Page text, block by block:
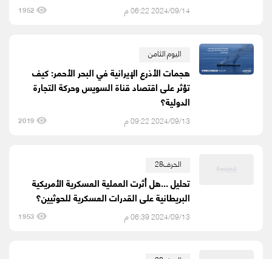
2024/09/14 06:22 م 1952
اليوم الثامن
هجمات الأذرع الإيرانية في البحر الأحمر: كيف
تؤثر على اقتصاد قناة السويس وحركة التجارة
الدولية؟
2024/09/13 09:22 م 2019
الحرف28
تحليل ...هل أثرت العملية العسكرية الأمريكية
البريطانية على القدرات العسكرية للحوثيين؟
2024/09/13 06:39 م 1953